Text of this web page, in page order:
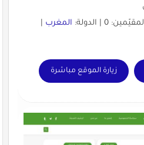
المغرب|
زيارة الموقع مباشرة